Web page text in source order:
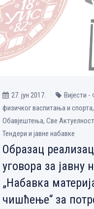
27. јун 2017.
Вијести -
физичког васпитања и
Обавјештења, Све
Тендери и јавне набавке
Образац
уговора за јавну
„Набавка
чишћење“ за